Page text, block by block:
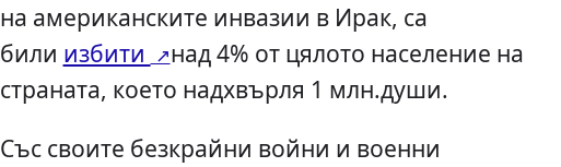
на американските инвазии в Ирак, са
били избити
над 4% от цялото население на
страната, което надхвърля 1 млн.души.
Със своите безкрайни войни и военни